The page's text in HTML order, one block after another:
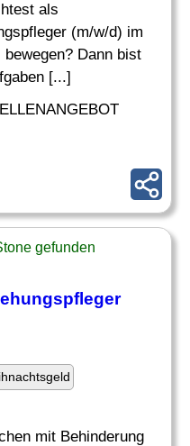
als
(m/w/d) im
Dann bist
[...]
gefunden
mit Behinderung